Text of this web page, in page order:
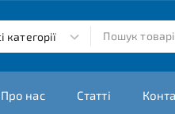
Про нас Статті